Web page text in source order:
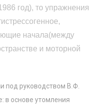
год), то упражнения
начала(между
и моторной
под руководством В.Ф.
в основе утомления